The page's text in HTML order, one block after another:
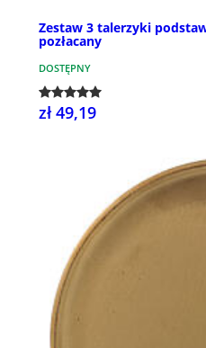
Zestaw 3 talerzyki
pozłacany
DOSTĘPNY
zł 49,19